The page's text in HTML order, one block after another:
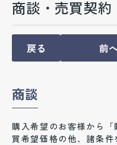
商談・売買契約
戻る 前へ
商談
購入希望のお客様から
買希望価格の他、諸条件